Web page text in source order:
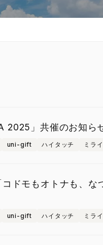
2025」共催のお知ら
uni-gift ハイタッチ ミラ
ドモもオトナも、な
uni-gift ハイタッチ ミラ